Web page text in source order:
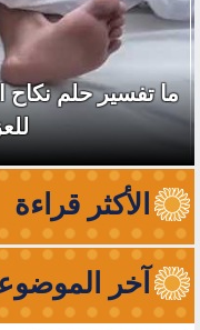
ما تفسير حلم نكاح
الأكثر قراءة
آخر